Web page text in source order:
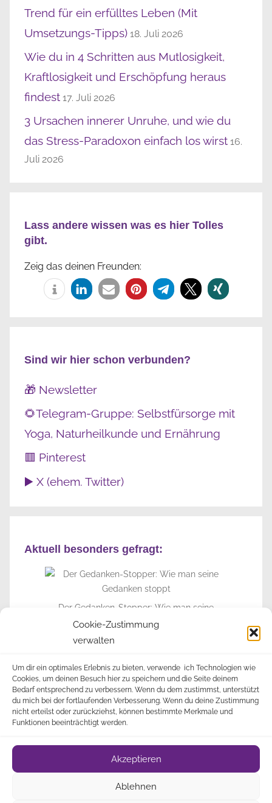
Cookie-Zustimmung
verwalten
Um dir ein optimales Erlebnis zu bieten, verwende ich Technologien wie
Cookies, um deinen Besuch hier zu speichern und die Seite deinem
Bedarf entsprechend zu verbessern. Wenn du dem zustimmst, unterstützt
du mich bei der fortlaufenden Verbesserung. Wenn du deine Zustimmung
nicht erteilst oder zurückziehst, können bestimmte Merkmale und
Funktionen beeinträchtigt werden.
Akzeptieren
Ablehnen
Trend für ein erfülltes Leben (Mit
Umsetzungs-Tipps) 18. Juli 2026
Wie du in 4 Schritten aus Mutlosigkeit,
Kraftlosigkeit und Erschöpfung heraus
findest 17. Juli 2026
3 Ursachen innerer Unruhe, und wie du
das Stress-Paradoxon einfach los wirst 16.
Juli 2026
Lass andere wissen was es hier Tolles
gibt.
Zeig das deinen Freunden:
Sind wir hier schon verbunden?
🎁 Newsletter
🌻Telegram-Gruppe: Selbstfürsorge mit
Yoga, Naturheilkunde und Ernährung
🟥 Pinterest
▶️ X (ehem. Twitter)
Aktuell besonders gefragt:
Der Gedanken-Stopper: Wie man seine
Gedanken stoppt
► Zur Info-Seite
Datenschutz
(EU)• © 2009-2023 Alle Rechte vorbehalten •Über
Newsletter